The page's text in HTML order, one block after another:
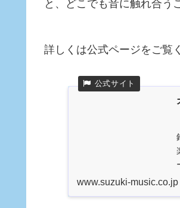
と、どこでも音に触れ合う
詳しくは公式ページをご覧
www.suzuki-music.co.jp